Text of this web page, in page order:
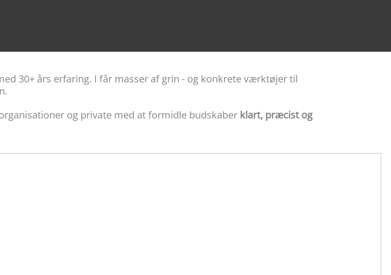
30+ års erfaring. I får masser af grin - og konkrete værktøjer til
og private med at formidle budskaber klart, præcist og